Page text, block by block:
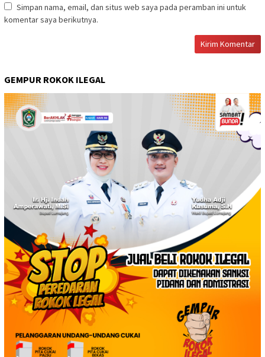
Simpan nama, email, dan situs web saya pada peramban ini untuk
komentar saya berikutnya.
GEMPUR ROKOK ILEGAL